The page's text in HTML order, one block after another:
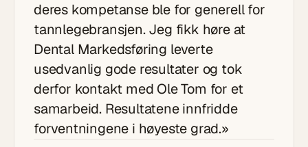
deres kompetanse ble for generell for
tannlegebransjen. Jeg fikk høre at
Dental Markedsføring leverte
usedvanlig gode resultater og tok
derfor kontakt med Ole Tom for et
samarbeid. Resultatene innfridde
forventningene i høyeste grad.»